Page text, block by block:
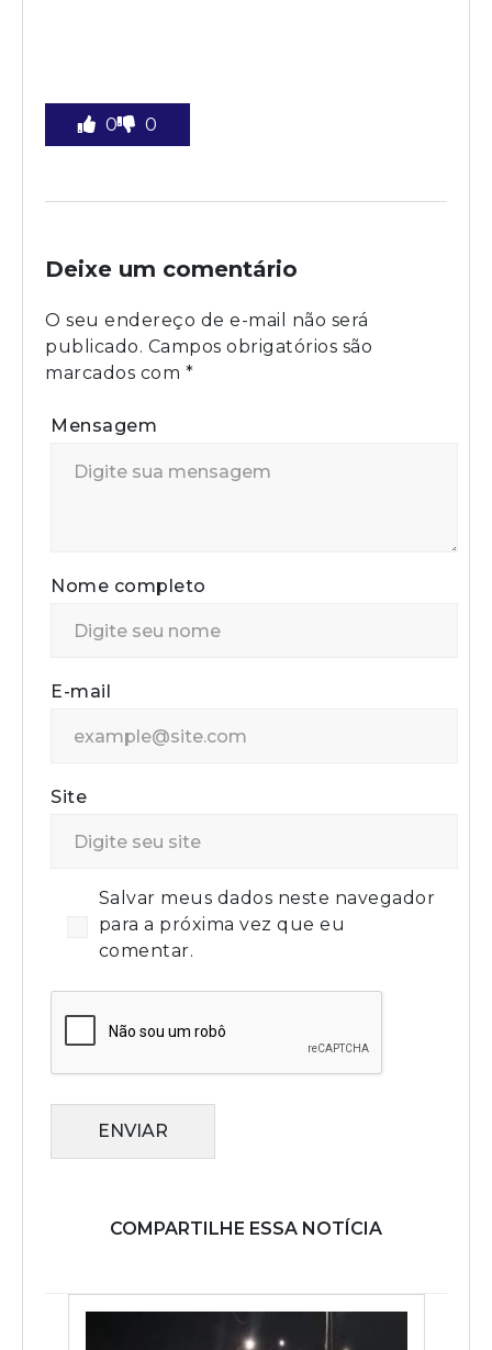
0 0
Deixe um comentário
O seu endereço de e-mail não será
publicado. Campos obrigatórios são
marcados com *
Mensagem
Nome completo
E-mail
Site
Salvar meus dados neste navegador
para a próxima vez que eu
comentar.
ENVIAR
COMPARTILHE ESSA NOTÍCIA